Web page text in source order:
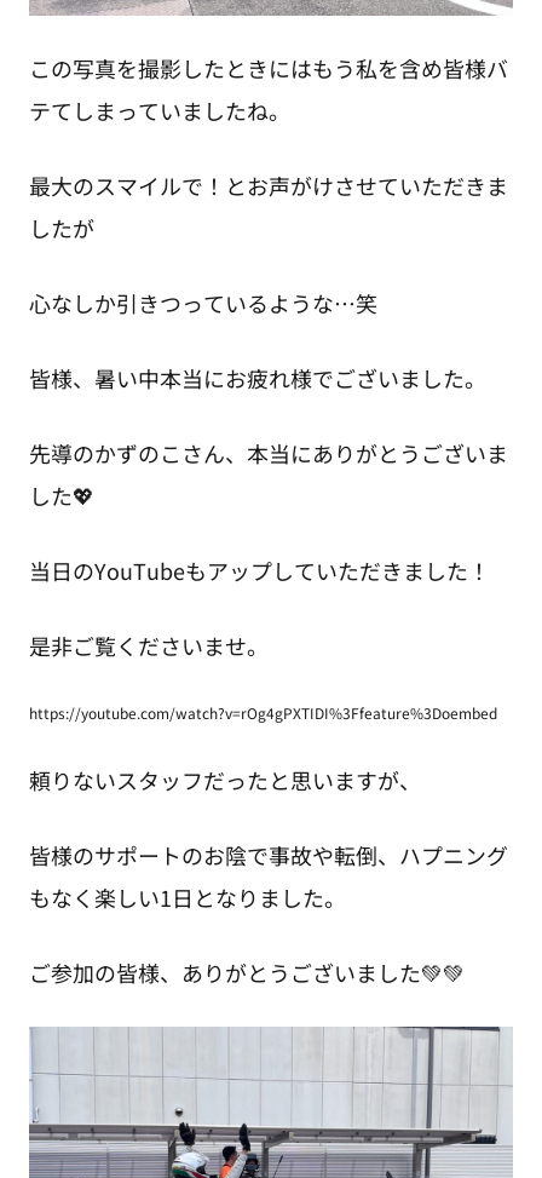
この写真を撮影したときにはもう私を含め皆様バ
テてしまっていましたね。
最大のスマイルで！とお声がけさせていただきま
したが
心なしか引きつっているような…笑
皆様、暑い中本当にお疲れ様でございました。
先導のかずのこさん、本当にありがとうございま
した💖
当日のYouTubeもアップしていただきました！
是非ご覧くださいませ。
https://youtube.com/watch?v=rOg4gPXTIDI%3Ffeature%3Doembed
頼りないスタッフだったと思いますが、
皆様のサポートのお陰で事故や転倒、ハプニング
もなく楽しい1日となりました。
ご参加の皆様、ありがとうございました💚💚